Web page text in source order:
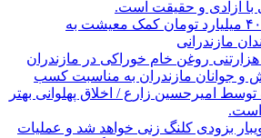
با آزادی و حقیقت است.
پرداخت بیش از ۴۰۰ میلیارد تومان کمک معیشت به
مازندرانی
و جوانان مازندران به مناسبت کسب
امیرحسین زارع / اخلاق پهلوانی بهتر
است.
بزودی کلنگ زنی خواهد شد و عملیات